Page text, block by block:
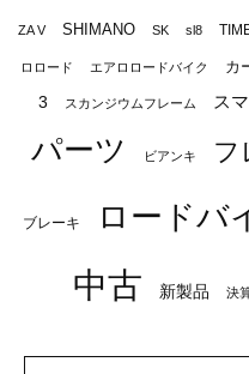
ZA V SHIMANO SK sl8
ロロード エアロロードバイク カ
3
スカンジウムフレーム ス
パーツ ビアンキ フ
ブレーキ ロードバ
中古
新製品 決